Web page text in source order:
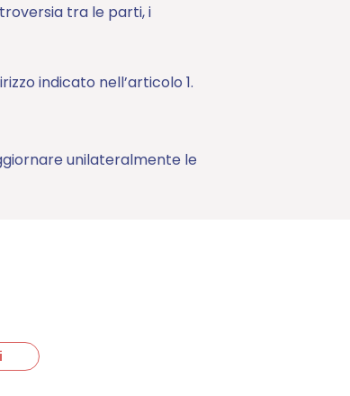
tra le parti, i
indicato nell’articolo 1.
unilateralmente le